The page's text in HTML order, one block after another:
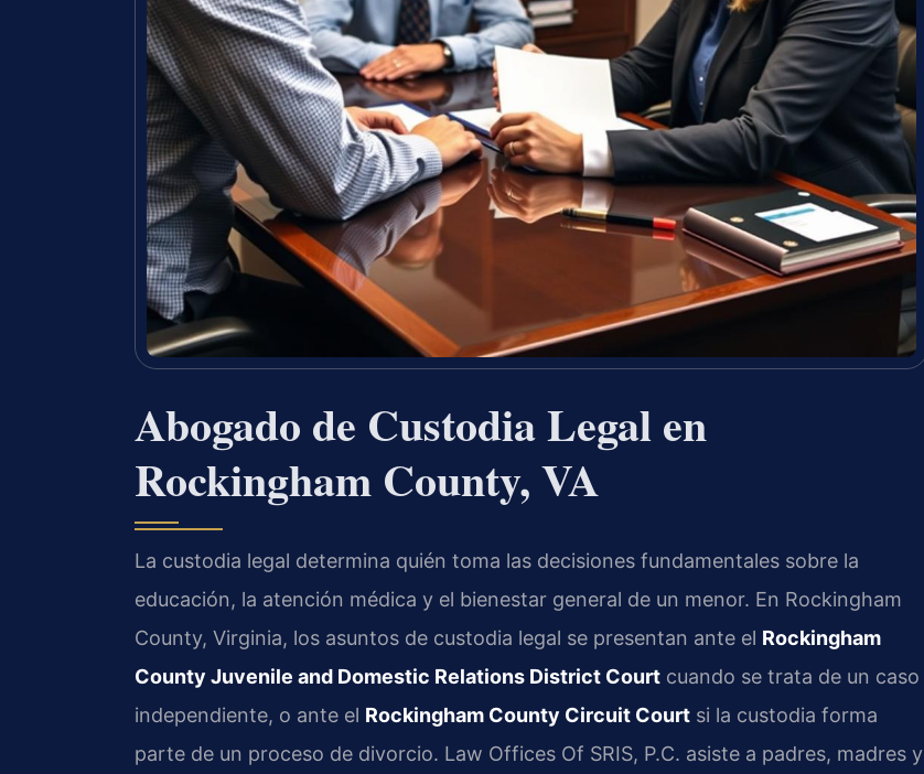
Abogado de Custodia Legal en
Rockingham County, VA
La custodia legal determina quién toma las decisiones fundamentales sobre la
educación, la atención médica y el bienestar general de un menor. En Rockingham
County, Virginia, los asuntos de custodia legal se presentan ante el Rockingham
County Juvenile and Domestic Relations District Court cuando se trata de un caso
independiente, o ante el Rockingham County Circuit Court si la custodia forma
parte de un proceso de divorcio. Law Offices Of SRIS, P.C. asiste a padres, madres y